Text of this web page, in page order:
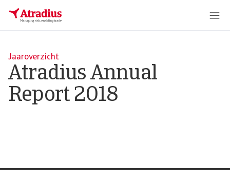
Jaaroverzicht
Atradius Annual
Report 2018